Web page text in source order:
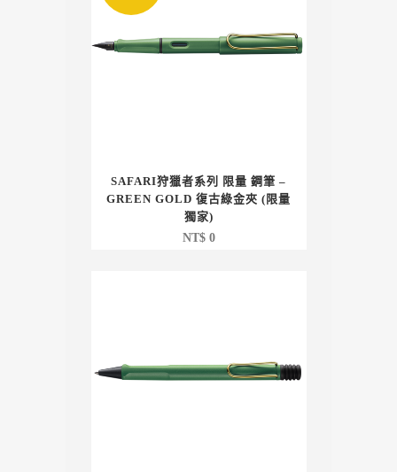
SAFARI狩獵者系列 限量 鋼筆 –
GREEN GOLD 復古綠金夾 (限量
獨家)
NT$0